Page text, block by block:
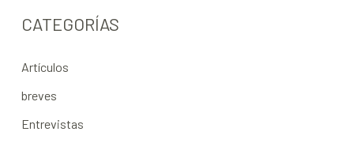
CATEGORÍAS
Artículos
breves
Entrevistas